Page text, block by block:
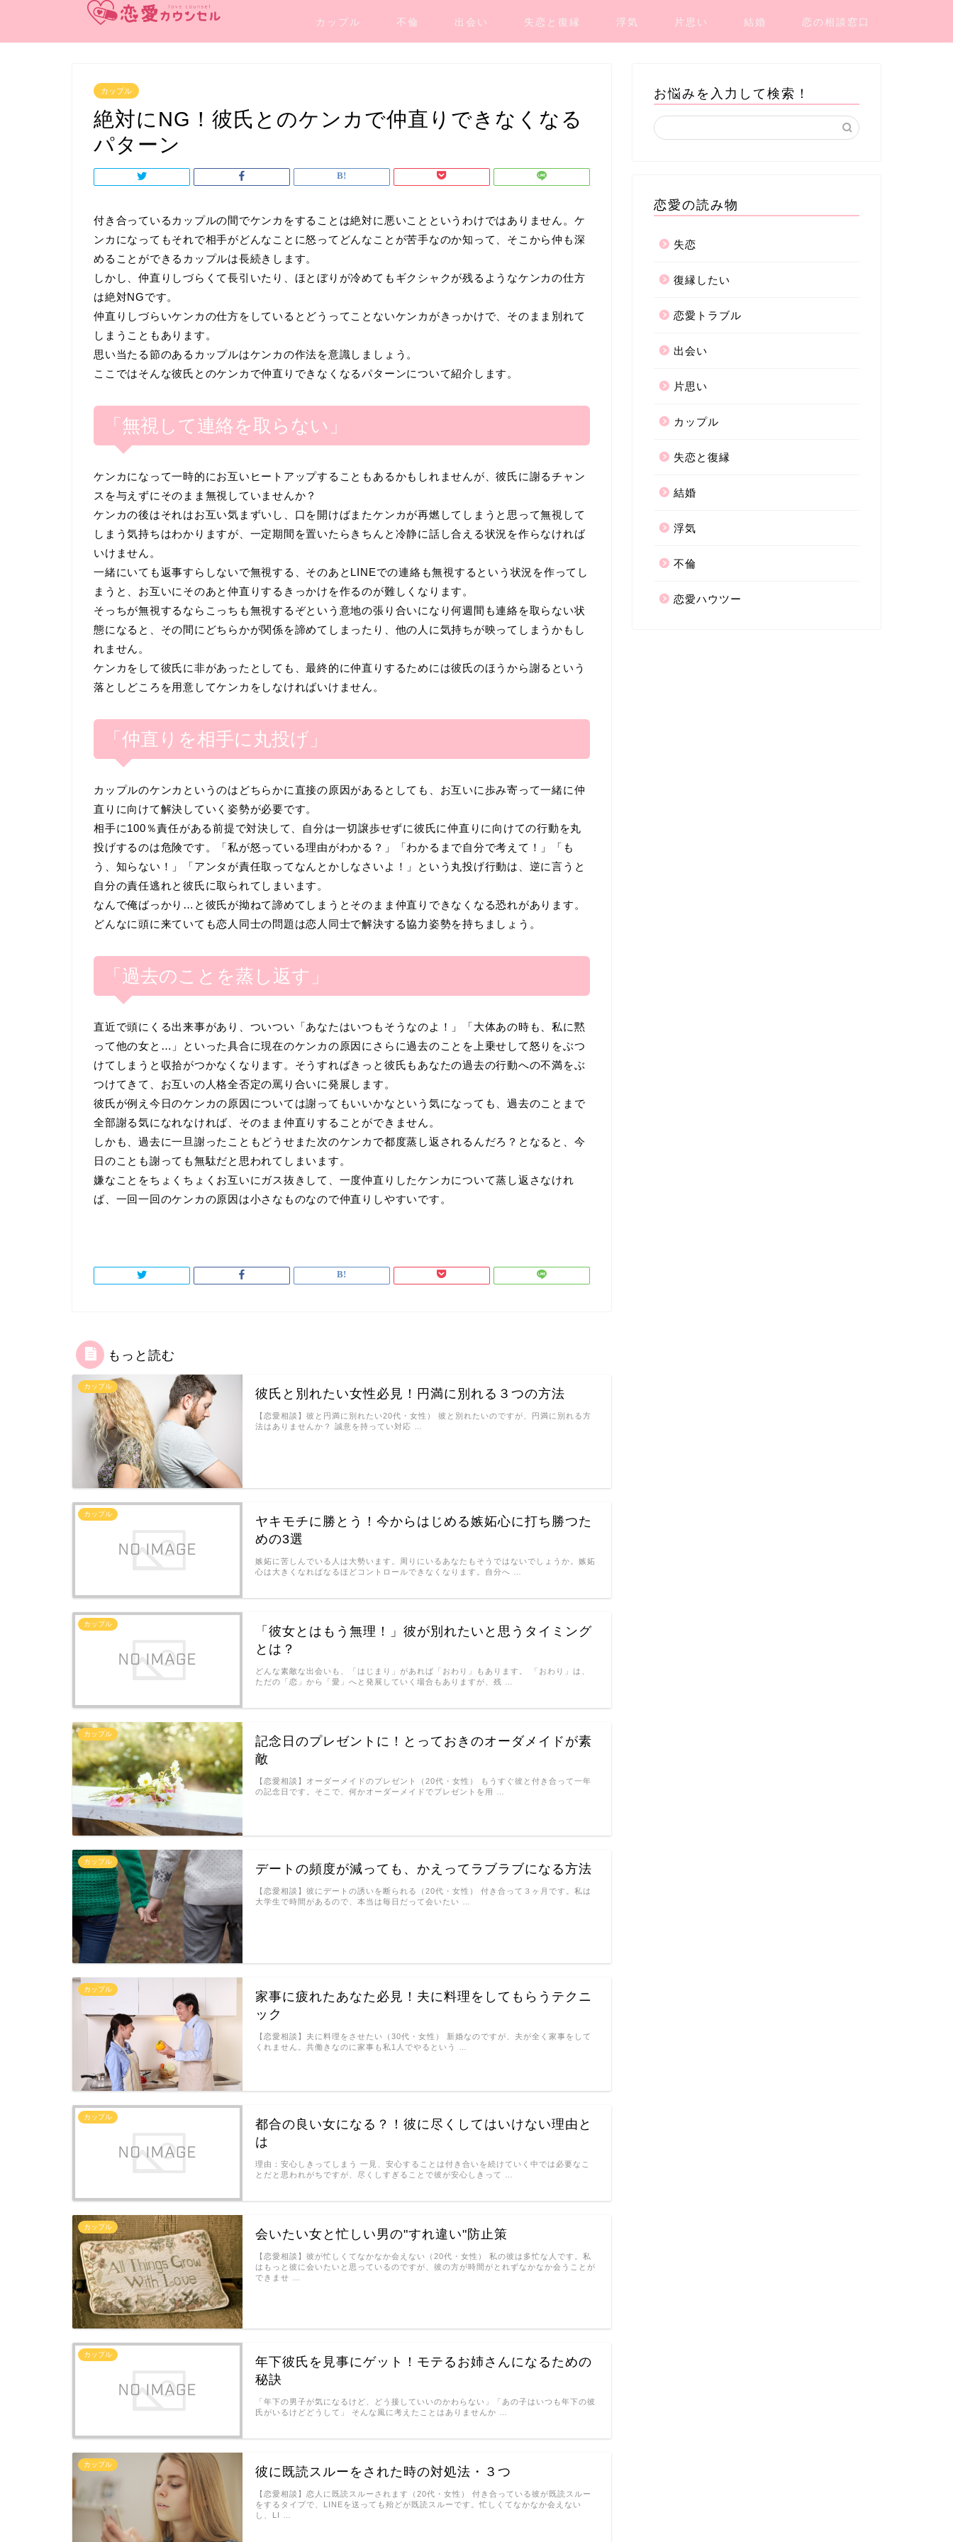
カップル 不倫 出会い 失恋と復縁 浮気 片思い 結婚 恋の相談窓口
カップル
絶対にNG！彼氏とのケンカで仲直りできなくなる
パターン
付き合っているカップルの間でケンカをすることは絶対に悪いことというわけではありません。ケ
ンカになってもそれで相手がどんなことに怒ってどんなことが苦手なのか知って、そこから仲も深
めることができるカップルは長続きします。
しかし、仲直りしづらくて長引いたり、ほとぼりが冷めてもギクシャクが残るようなケンカの仕方
は絶対NGです。
仲直りしづらいケンカの仕方をしているとどうってことないケンカがきっかけで、そのまま別れて
しまうこともあります。
思い当たる節のあるカップルはケンカの作法を意識しましょう。
ここではそんな彼氏とのケンカで仲直りできなくなるパターンについて紹介します。
「無視して連絡を取らない」
ケンカになって一時的にお互いヒートアップすることもあるかもしれませんが、彼氏に謝るチャン
スを与えずにそのまま無視していませんか？
ケンカの後はそれはお互い気まずいし、口を開けばまたケンカが再燃してしまうと思って無視して
しまう気持ちはわかりますが、一定期間を置いたらきちんと冷静に話し合える状況を作らなければ
いけません。
一緒にいても返事すらしないで無視する、そのあとLINEでの連絡も無視するという状況を作ってし
まうと、お互いにそのあと仲直りするきっかけを作るのが難しくなります。
そっちが無視するならこっちも無視するぞという意地の張り合いになり何週間も連絡を取らない状
態になると、その間にどちらかが関係を諦めてしまったり、他の人に気持ちが映ってしまうかもし
れません。
ケンカをして彼氏に非があったとしても、最終的に仲直りするためには彼氏のほうから謝るという
落としどころを用意してケンカをしなければいけません。
「仲直りを相手に丸投げ」
カップルのケンカというのはどちらかに直接の原因があるとしても、お互いに歩み寄って一緒に仲
直りに向けて解決していく姿勢が必要です。
相手に100％責任がある前提で対決して、自分は一切譲歩せずに彼氏に仲直りに向けての行動を丸
投げするのは危険です。「私が怒っている理由がわかる？」「わかるまで自分で考えて！」「も
う、知らない！」「アンタが責任取ってなんとかしなさいよ！」という丸投げ行動は、逆に言うと
自分の責任逃れと彼氏に取られてしまいます。
なんで俺ばっかり…と彼氏が拗ねて諦めてしまうとそのまま仲直りできなくなる恐れがあります。
どんなに頭に来ていても恋人同士の問題は恋人同士で解決する協力姿勢を持ちましょう。
「過去のことを蒸し返す」
直近で頭にくる出来事があり、ついつい「あなたはいつもそうなのよ！」「大体あの時も、私に黙
って他の女と…」といった具合に現在のケンカの原因にさらに過去のことを上乗せして怒りをぶつ
けてしまうと収拾がつかなくなります。そうすればきっと彼氏もあなたの過去の行動への不満をぶ
つけてきて、お互いの人格全否定の罵り合いに発展します。
彼氏が例え今日のケンカの原因については謝ってもいいかなという気になっても、過去のことまで
全部謝る気になれなければ、そのまま仲直りすることができません。
しかも、過去に一旦謝ったこともどうせまた次のケンカで都度蒸し返されるんだろ？となると、今
日のことも謝っても無駄だと思われてしまいます。
嫌なことをちょくちょくお互いにガス抜きして、一度仲直りしたケンカについて蒸し返さなけれ
ば、一回一回のケンカの原因は小さなものなので仲直りしやすいです。
もっと読む
カップル
彼氏と別れたい女性必見！円満に別れる３つの方法
【恋愛相談】彼と円満に別れたい20代・女性） 彼と別れたいのですが、円満に別れる方
法はありませんか？ 誠意を持ってい対応 …
カップル
ヤキモチに勝とう！今からはじめる嫉妬心に打ち勝つた
めの3選
嫉妬に苦しんでいる人は大勢います。周りにいるあなたもそうではないでしょうか。嫉妬
心は大きくなればなるほどコントロールできなくなります。自分へ …
カップル
「彼女とはもう無理！」彼が別れたいと思うタイミング
とは？
どんな素敵な出会いも、「はじまり」があれば「おわり」もあります。 「おわり」は、
ただの「恋」から「愛」へと発展していく場合もありますが、残 …
カップル
記念日のプレゼントに！とっておきのオーダメイドが素
敵
【恋愛相談】オーダーメイドのプレゼント（20代・女性） もうすぐ彼と付き合って一年
の記念日です。そこで、何かオーダーメイドでプレゼントを用 …
カップル
デートの頻度が減っても、かえってラブラブになる方法
【恋愛相談】彼にデートの誘いを断られる（20代・女性） 付き合って３ヶ月です。私は
大学生で時間があるので、本当は毎日だって会いたい …
カップル
家事に疲れたあなた必見！夫に料理をしてもらうテクニ
ック
【恋愛相談】夫に料理をさせたい（30代・女性） 新婚なのですが、夫が全く家事をして
くれません。共働きなのに家事も私1人でやるという …
カップル
都合の良い女になる？！彼に尽くしてはいけない理由と
は
理由：安心しきってしまう 一見、安心することは付き合いを続けていく中では必要なこ
とだと思われがちですが、尽くしすぎることで彼が安心しきって …
カップル
会いたい女と忙しい男の"すれ違い"防止策
【恋愛相談】彼が忙しくてなかなか会えない（20代・女性） 私の彼は多忙な人です。私
はもっと彼に会いたいと思っているのですが、彼の方が時間がとれずなかなか会うことが
できませ …
カップル
年下彼氏を見事にゲット！モテるお姉さんになるための
秘訣
「年下の男子が気になるけど、どう接していいのかわらない」「あの子はいつも年下の彼
氏がいるけどどうして」 そんな風に考えたことはありませんか …
カップル
彼に既読スルーをされた時の対処法・３つ
【恋愛相談】恋人に既読スルーされます（20代・女性） 付き合っている彼が既読スルー
をするタイプで、LINEを送っても殆どが既読スルーです。忙しくてなかなか会えない
し、LI …
お悩みを入力して検索！
恋愛の読み物
失恋
復縁したい
恋愛トラブル
出会い
片思い
カップル
失恋と復縁
結婚
浮気
不倫
恋愛ハウツー